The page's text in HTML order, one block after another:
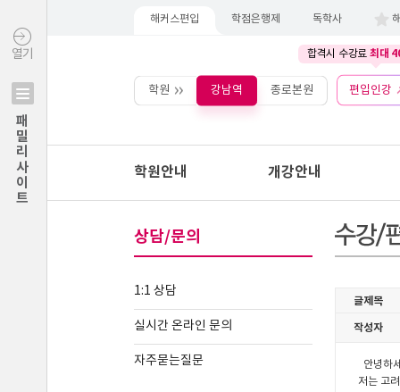
열기
패밀리사이트
해커스편입 학점은행제 독학사
합격시 수강료 최대
학원 강남역 종로본원 편입인강
학원안내 개강안내
상담/문의
1:1 상담
실시간 온라인 문의
자주묻는질문